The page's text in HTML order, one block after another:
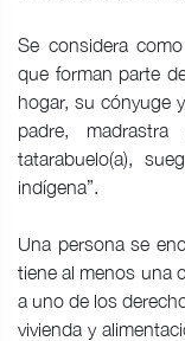
Se considera
que forman parte
hogar, su cónyuge
padre, madrastra
tatarabuelo(a),
indígena”.
Una persona se
tiene al menos una
a uno de los
vivienda y